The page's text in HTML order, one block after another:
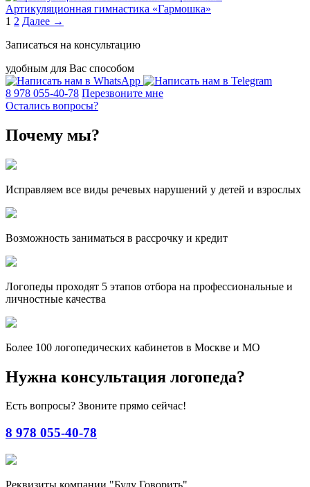
Артикуляционная гимнастика «Гармошка»
1 2 Далее →
Записаться на консультацию
удобным для Вас способом
8 978 055-40-78 Перезвоните мне
Остались вопросы?
Почему мы?
Исправляем все виды речевых нарушений у детей и взрослых
Возможность заниматься в рассрочку и кредит
Логопеды проходят 5 этапов отбора на профессиональные и
личностные качества
Более 100 логопедических кабинетов в Москве и МО
Нужна консультация логопеда?
Есть вопросы? Звоните прямо сейчас!
8 978 055-40-78
Реквизиты компании "Буду Говорить"